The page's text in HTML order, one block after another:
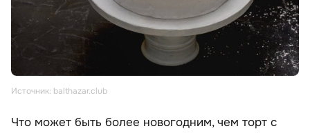
Источник: balthazar.club
Что может быть более новогодним, чем торт с